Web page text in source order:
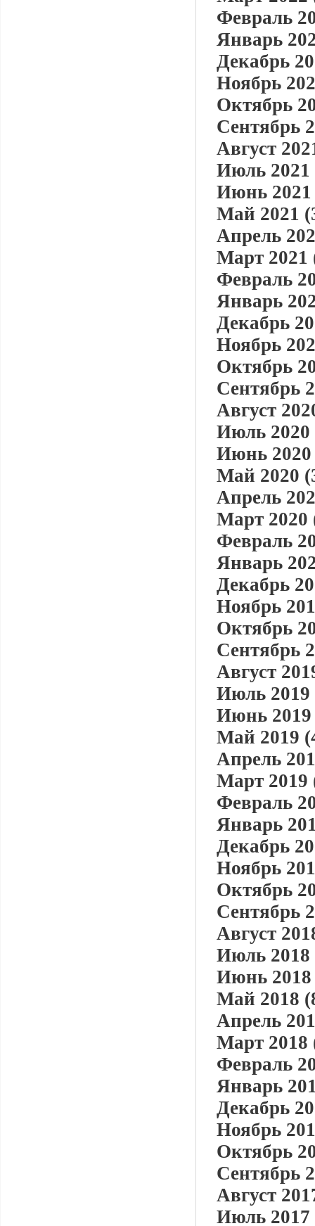
Февраль
Январь
Декабрь
Ноябрь
Октябрь
Сентябрь
Август
Июль 2021
Июнь 2021
Май 2021
Апрель
Март 2021
Февраль
Январь
Декабрь
Ноябрь
Октябрь
Сентябрь
Август
Июль 2020
Июнь 2020
Май 2020
Апрель
Март 2020
Февраль
Январь
Декабрь
Ноябрь
Октябрь
Сентябрь
Август
Июль 2019
Июнь 2019
Май 2019
Апрель
Март 2019
Февраль
Январь
Декабрь
Ноябрь
Октябрь
Сентябрь
Август
Июль 2018
Июнь 2018
Май 2018
Апрель
Март 2018
Февраль
Январь
Декабрь
Ноябрь
Октябрь
Сентябрь
Август
Июль 2017